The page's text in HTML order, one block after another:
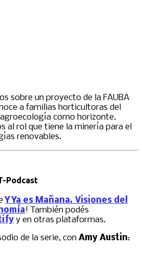
sobre un proyecto de la FAUBA
a familias horticultoras del
como horizonte.
al rol que tiene la minería para el
renovables.
Podcast
Y Ya es Mañana. Visiones del
! También podés
y en otras plataformas.
de la serie, con Amy Austin: